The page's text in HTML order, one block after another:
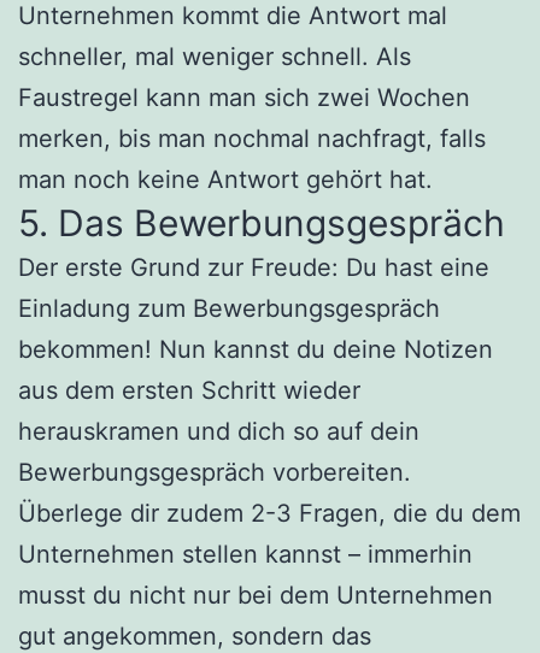
Unternehmen kommt die Antwort mal
schneller, mal weniger schnell. Als
Faustregel kann man sich zwei Wochen
merken, bis man nochmal nachfragt, falls
man noch keine Antwort gehört hat.
5. Das Bewerbungsgespräch
Der erste Grund zur Freude: Du hast eine
Einladung zum Bewerbungsgespräch
bekommen! Nun kannst du deine Notizen
aus dem ersten Schritt wieder
herauskramen und dich so auf dein
Bewerbungsgespräch vorbereiten.
Überlege dir zudem 2-3 Fragen, die du dem
Unternehmen stellen kannst – immerhin
musst du nicht nur bei dem Unternehmen
gut angekommen, sondern das